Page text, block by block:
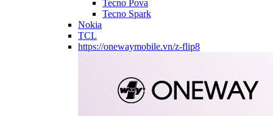
Tecno Pova
Tecno Spark
Nokia
TCL
https://onewaymobile.vn/z-flip8